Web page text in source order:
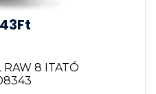
8 ITATÓ